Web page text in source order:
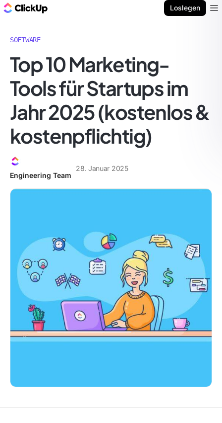
Loslegen
SOFTWARE
Top 10 Marketing-
Tools für Startups im
Jahr 2025 (kostenlos &
kostenpflichtig)
Engineering Team
28. Januar 2025